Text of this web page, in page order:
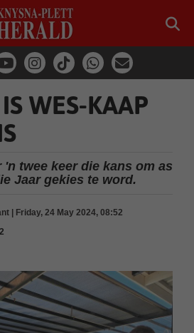
WES-KAAP
twee keer die kans om as
Jaar gekies te word.
| Friday, 24 May 2024, 08:52